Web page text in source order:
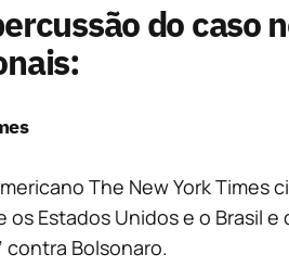
do caso
The New York Times
os Estados Unidos e o Brasil
contra Bolsonaro.